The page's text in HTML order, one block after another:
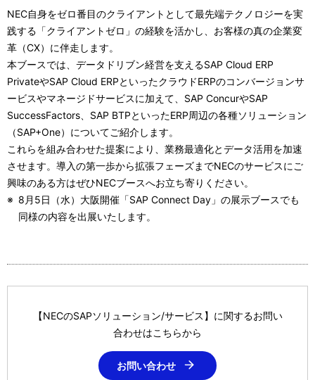
NEC自身をゼロ番目のクライアントとして最先端テクノロジーを実
践する「クライアントゼロ」の経験を活かし、お客様の真の企業変
革（CX）に伴走します。
本ブースでは、データドリブン経営を支えるSAP Cloud ERP
PrivateやSAP Cloud ERPといったクラウドERPのコンバージョンサ
ービスやマネージドサービスに加えて、SAP ConcurやSAP
SuccessFactors、SAP BTPといったERP周辺の各種ソリューション
（SAP+One）についてご紹介します。
これらを組み合わせた提案により、業務最適化とデータ活用を加速
させます。導入の第一歩から拡張フェーズまでNECのサービスにご
興味のある方はぜひNECブースへお立ち寄りください。
※ 8月5日（水）大阪開催「SAP Connect Day」の展示ブースでも
同様の内容を出展いたします。
【NECのSAPソリューション/サービス】に関するお問い
合わせはこちらから
お問い合わせ